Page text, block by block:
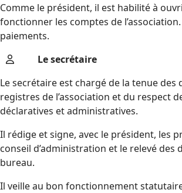
Comme le président, il est habilité à
fonctionner les comptes de
paiements.
Le secrétaire
Le secrétaire est chargé de la tenue des
registres de l’association et du respect
déclaratives et administratives.
Il rédige et signe, avec le président, les
conseil d’administration et le relevé des
bureau.
Il veille au bon fonctionnement